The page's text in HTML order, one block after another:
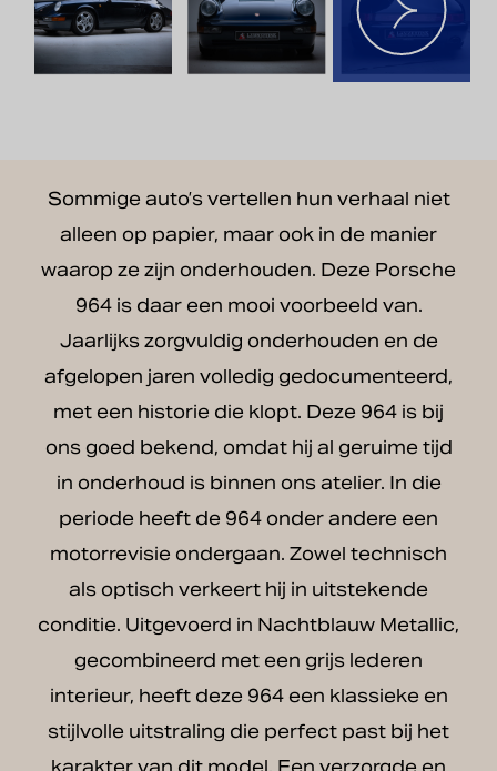
Sommige auto’s vertellen hun verhaal niet
alleen op papier, maar ook in de manier
waarop ze zijn onderhouden. Deze Porsche
964 is daar een mooi voorbeeld van.
Jaarlijks zorgvuldig onderhouden en de
afgelopen jaren volledig gedocumenteerd,
met een historie die klopt. Deze 964 is bij
ons goed bekend, omdat hij al geruime tijd
in onderhoud is binnen ons atelier. In die
periode heeft de 964 onder andere een
motorrevisie ondergaan. Zowel technisch
als optisch verkeert hij in uitstekende
conditie. Uitgevoerd in Nachtblauw Metallic,
gecombineerd met een grijs lederen
interieur, heeft deze 964 een klassieke en
stijlvolle uitstraling die perfect past bij het